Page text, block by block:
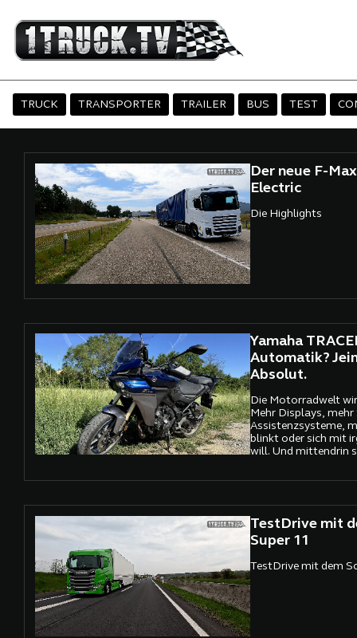
TRUCK TRANSPORTER TRAILER BUS TEST
Der neue F-
Electric
Die Highlights
Yamaha
Automatik?
Absolut.
Die Motorradwelt
Mehr Displays, mehr
Assistenzsysteme,
blinkt oder sich mit
will. Und mittendrin
TestDrive mit
Super 11
TestDrive mit dem